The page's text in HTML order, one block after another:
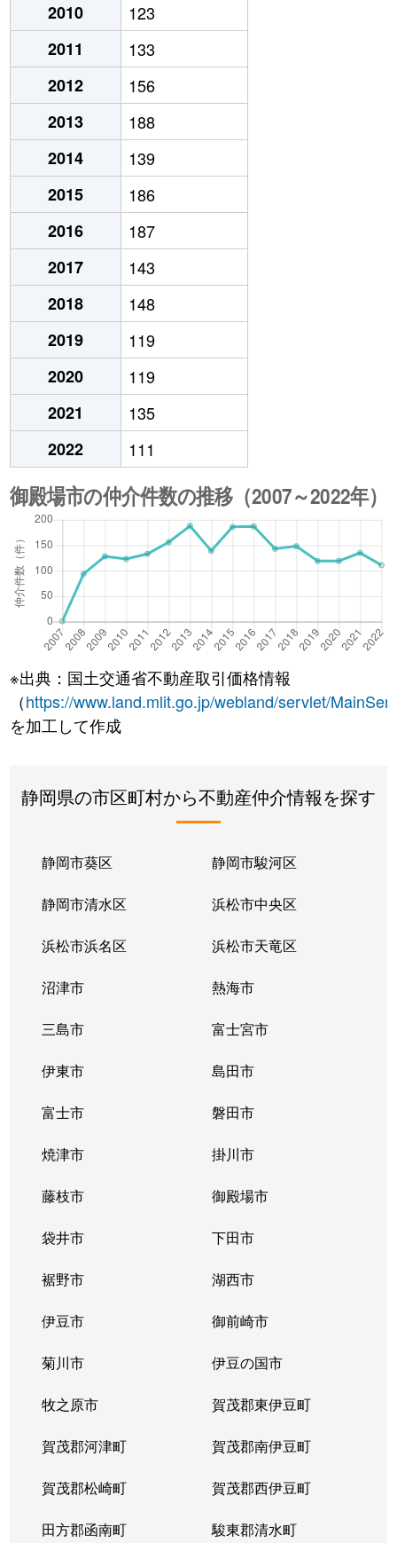
2010
123
2011
133
2012
156
2013
188
2014
139
2015
186
2016
187
2017
143
2018
148
2019
119
2020
119
2021
135
2022
111
※出典：国土交通省不動産取引価格情報
（https://www.land.mlit.go.jp/webland/servlet/
を加工して作成
静岡県の市区町村から不動産仲介情報を探す
静岡市葵区 静岡市駿河区
静岡市清水区 浜松市中央区
浜松市浜名区 浜松市天竜区
沼津市 熱海市
三島市 富士宮市
伊東市 島田市
富士市 磐田市
焼津市 掛川市
藤枝市 御殿場市
袋井市 下田市
裾野市 湖西市
伊豆市 御前崎市
菊川市 伊豆の国市
牧之原市 賀茂郡東伊豆町
賀茂郡河津町 賀茂郡南伊豆町
賀茂郡松崎町 賀茂郡西伊豆町
田方郡函南町 駿東郡清水町